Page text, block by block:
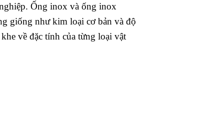
Ống inox và ống inox
giống như kim loại cơ bản và độ
về đặc tính của từng loại vật